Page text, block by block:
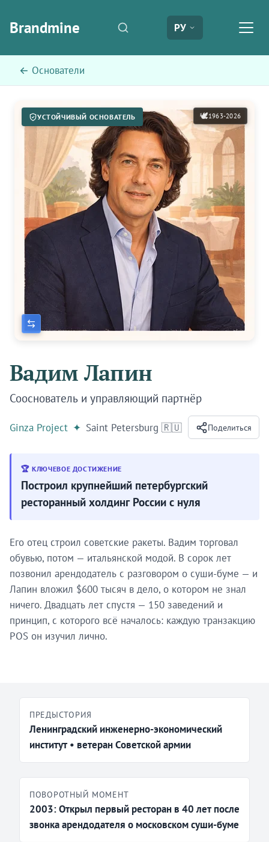
Brandmine РУ
← Основатели
УСТОЙЧИВЫЙ ОСНОВАТЕЛЬ 🕊️1963-2026
Вадим Лапин
Сооснователь и управляющий партнёр
Ginza Project ✦ Saint Petersburg 🇷🇺 Поделиться
🏆 КЛЮЧЕВОЕ ДОСТИЖЕНИЕ
Построил крупнейший петербургский
ресторанный холдинг России с нуля
Его отец строил советские ракеты. Вадим торговал
обувью, потом — итальянской модой. В сорок лет
позвонил арендодатель с разговором о суши-буме — и
Лапин вложил $600 тысяч в дело, о котором не знал
ничего. Двадцать лет спустя — 150 заведений и
принцип, с которого всё началось: каждую транзакцию
POS он изучил лично.
ПРЕДЫСТОРИЯ
Ленинградский инженерно-экономический
институт • ветеран Советской армии
ПОВОРОТНЫЙ МОМЕНТ
2003: Открыл первый ресторан в 40 лет после
звонка арендодателя о московском суши-буме